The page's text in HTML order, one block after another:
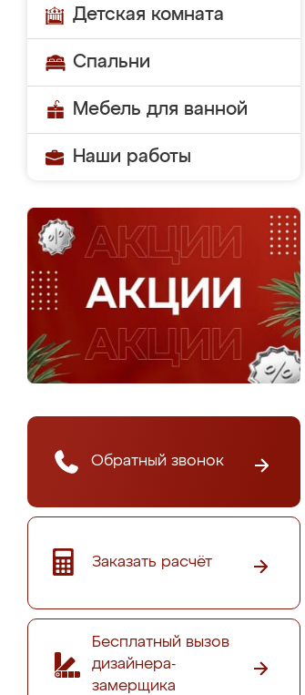
Детская комната
Спальни
Мебель для ванной
Наши работы
Обратный звонок
Заказать расчёт
Бесплатный вызов
дизайнера-
замерщика